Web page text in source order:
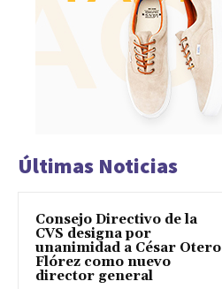
Últimas Noticias
Consejo Directivo de la
CVS designa por
unanimidad a César Otero
Flórez como nuevo
director general